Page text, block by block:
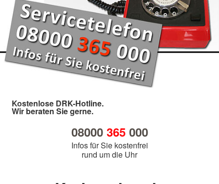
Kostenlose DRK-Hotline.
Wir beraten Sie gerne.
08000 365000
Infos für Sie kostenfrei
rund um die Uhr